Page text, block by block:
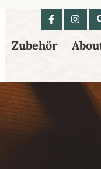
Zubehör